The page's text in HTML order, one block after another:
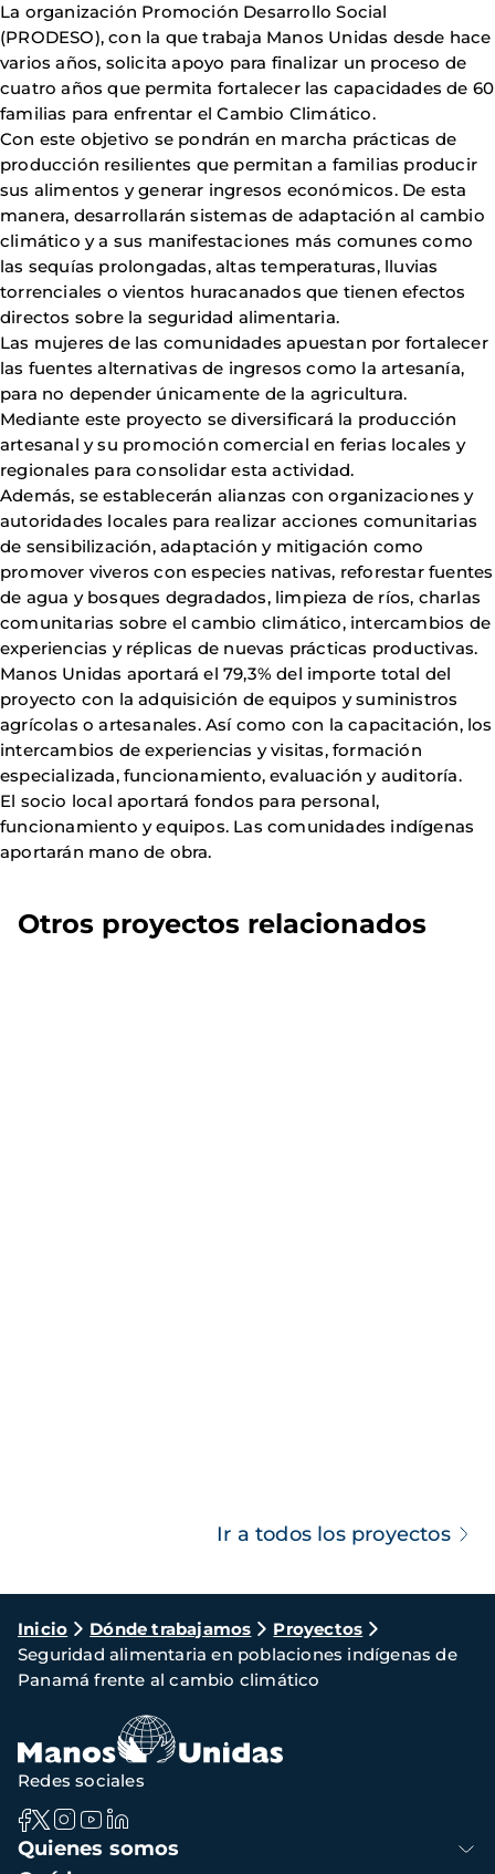
La organización Promoción Desarrollo Social
(PRODESO), con la que trabaja Manos Unidas desde hace
varios años, solicita apoyo para finalizar un proceso de
cuatro años que permita fortalecer las capacidades de 60
familias para enfrentar el Cambio Climático.
Con este objetivo se pondrán en marcha prácticas de
producción resilientes que permitan a familias producir
sus alimentos y generar ingresos económicos. De esta
manera, desarrollarán sistemas de adaptación al cambio
climático y a sus manifestaciones más comunes como
las sequías prolongadas, altas temperaturas, lluvias
torrenciales o vientos huracanados que tienen efectos
directos sobre la seguridad alimentaria.
Las mujeres de las comunidades apuestan por fortalecer
las fuentes alternativas de ingresos como la artesanía,
para no depender únicamente de la agricultura.
Mediante este proyecto se diversificará la producción
artesanal y su promoción comercial en ferias locales y
regionales para consolidar esta actividad.
Además, se establecerán alianzas con organizaciones y
autoridades locales para realizar acciones comunitarias
de sensibilización, adaptación y mitigación como
promover viveros con especies nativas, reforestar fuentes
de agua y bosques degradados, limpieza de ríos, charlas
comunitarias sobre el cambio climático, intercambios de
experiencias y réplicas de nuevas prácticas productivas.
Manos Unidas aportará el 79,3% del importe total del
proyecto con la adquisición de equipos y suministros
agrícolas o artesanales. Así como con la capacitación, los
intercambios de experiencias y visitas, formación
especializada, funcionamiento, evaluación y auditoría.
El socio local aportará fondos para personal,
funcionamiento y equipos. Las comunidades indígenas
aportarán mano de obra.
Otros proyectos relacionados
Ir a todos los proyectos
Ruta
de
navegación
Inicio Dónde trabajamos
Proyectos
Seguridad alimentaria en poblaciones indígenas de
Panamá frente al cambio climático
Navegación
principal
Quienes somos
Redes sociales